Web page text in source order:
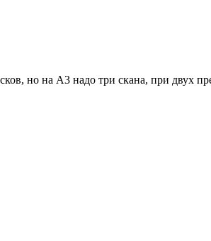
но на А3 надо три скана, при двух